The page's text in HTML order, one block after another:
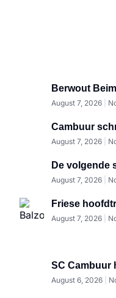
Berwout
August 7, 2026
Cambuur
August 7, 2026
De volgende
August 7, 2026
Friese
August 7, 2026
SC Cambuur
August 6, 2026